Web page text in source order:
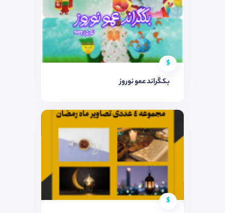
$
بکگراند عمو نوروز
$